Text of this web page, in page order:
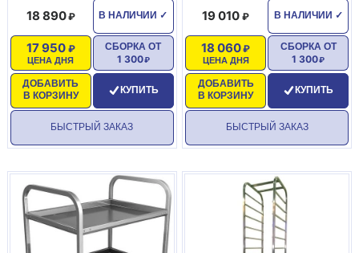
В НАЛИЧИИ ✓
18 890
ЦЕНА ДНЯ
17 950
ДОБАВИТЬ
В КОРЗИНУ
СБОРКА ОТ
1 300
КУПИТЬ
БЫСТРЫЙ ЗАКАЗ
В НАЛИЧИИ ✓
19 010
ЦЕНА ДНЯ
18 060
ДОБАВИТЬ
В КОРЗИНУ
СБОРКА ОТ
1 300
КУПИТЬ
БЫСТРЫЙ ЗАКАЗ